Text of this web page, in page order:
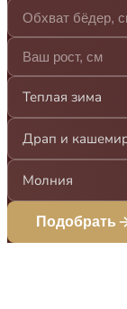
Теплая зима
Драп и
Молния
Подобрать